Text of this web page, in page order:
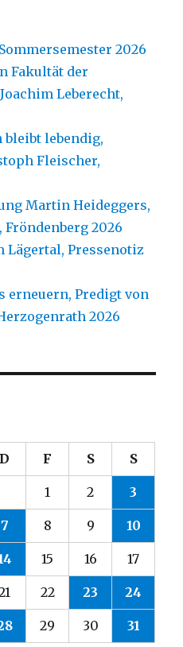
2026
Fakultät der
Leberecht,
bleibt lebendig,
Fleischer,
Martin Heideggers,
2026
Lägertal, Pressenotiz
erneuern, Predigt von
2026
D F S S
1 2 3
7 8 9 10
15 16 17
22 23 24
29 30 31